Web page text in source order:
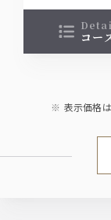
コ
表示価格